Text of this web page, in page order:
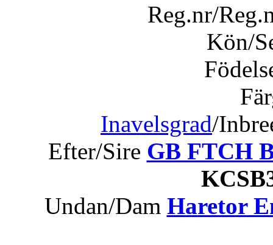
Reg.nr/
Kön/
Inavelsgrad/
Efter/Sire GB FTCH
Undan/Dam Haretor